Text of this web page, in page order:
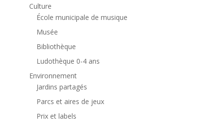
Culture
École municipale de musique
Musée
Bibliothèque
Ludothèque 0-4 ans
Environnement
Jardins partagés
Parcs et aires de jeux
Prix et labels